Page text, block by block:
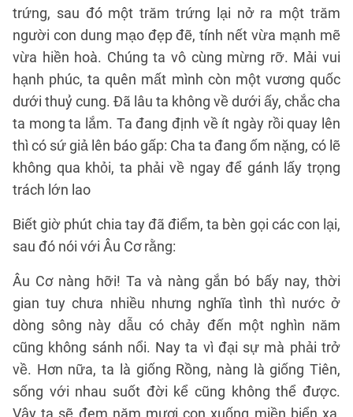
trứng, sau đó một trăm trứng lại nở ra một trăm
người con dung mạo đẹp đẽ, tính nết vừa mạnh mẽ
vừa hiền hoà. Chúng ta vô cùng mừng rỡ. Mải vui
hạnh phúc, ta quên mất mình còn một vương quốc
dưới thuỷ cung. Đã lâu ta không về dưới ấy, chắc cha
ta mong ta lắm. Ta đang định về ít ngày rồi quay lên
thì có sứ giả lên báo gấp: Cha ta đang ốm nặng, có lẽ
không qua khỏi, ta phải về ngay để gánh lấy trọng
trách lớn lao
Biết giờ phút chia tay đã điểm, ta bèn gọi các con lại,
sau đó nói với Âu Cơ rằng:
Âu Cơ nàng hỡi! Ta và nàng gắn bó bấy nay, thời
gian tuy chưa nhiều nhưng nghĩa tình thì nước ở
dòng sông này dẫu có chảy đến một nghìn năm
cũng không sánh nổi. Nay ta vì đại sự mà phải trở
về. Hơn nữa, ta là giống Rồng, nàng là giống Tiên,
sống với nhau suốt đời kể cũng không thể được.
Vậy ta sẽ đem năm mươi con xuống miền biển xa,